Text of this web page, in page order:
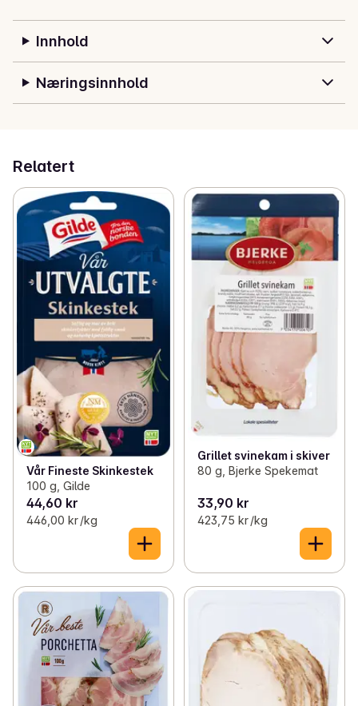
Innhold
Næringsinnhold
Relatert
Vår Fineste Skinkestek
100 g, Gilde
44,60 kr
446,00 kr /kg
Grillet svinekam i skiver
80 g, Bjerke Spekemat
33,90 kr
423,75 kr /kg